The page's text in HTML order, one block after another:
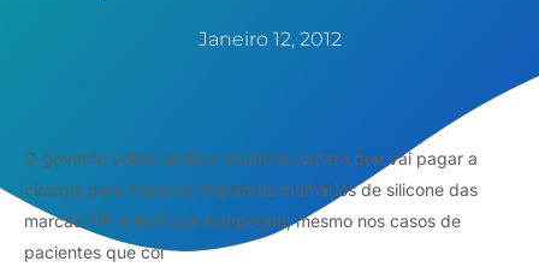
Janeiro 12, 2012
O governo voltou atrás e anunciou ontem que vai pagar a
cirurgia para troca de implantes mamários de silicone das
marcas PIP e Rofil que romperam, mesmo nos casos de
pacientes que col